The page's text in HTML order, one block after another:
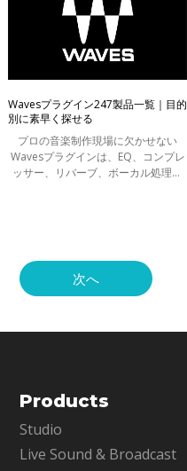
Wavesプラグイン247製品一覧｜目的
別に素早く探せる
プロの音楽制作現場に欠かせない
Wavesプラグインは、EQ、コンプレ
ッサー、リバーブ、ボーカル処理、
次へ
Products
Studio
Live Sound & Broadcast